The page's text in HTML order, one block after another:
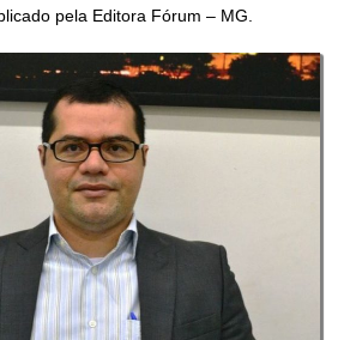
pela Editora Fórum – MG.